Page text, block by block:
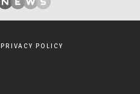
PRIVACY POLICY